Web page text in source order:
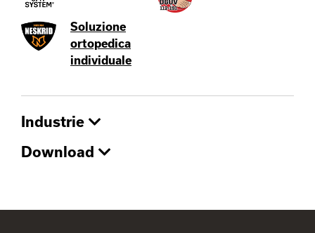
Soluzione
ortopedica
individuale
Industrie
Download